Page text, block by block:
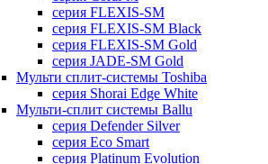
серия FLEXIS-SM
серия FLEXIS-SM Black
серия FLEXIS-SM Gold
серия JADE-SM Gold
Мульти сплит-системы Toshiba
серия Shorai Edge White
Мульти-сплит системы Ballu
серия Defender Silver
серия Eco Smart
серия Platinum Evolution